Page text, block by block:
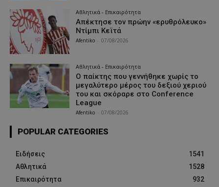
Αθλητικά - Επικαιρότητα
Απέκτησε τον πρώην «ερυθρόλευκο»
Ντίμπι Κεϊτά
Afentiko 07/08/2026
Αθλητικά - Επικαιρότητα
Ο παίκτης που γεννήθηκε χωρίς το
μεγαλύτερο μέρος του δεξιού χεριού
του και σκόραρε στο Conference
League
Afentiko 07/08/2026
POPULAR CATEGORIES
Ειδήσεις
1541
Αθλητικά
1528
Επικαιρότητα
932